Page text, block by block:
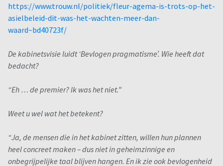
https://www.trouw.nl/politiek/fleur-agema-is-trots-op-het-
asielbeleid-dit-was-het-wachten-meer-dan-
waard~bd40723f/
De kabinetsvisie luidt ‘Bevlogen pragmatisme’. Wie heeft dat
bedacht?
“Eh … de premier? Ik was het niet.”
Weet u wel wat het betekent?
“Ja, de mensen die in het kabinet zitten, willen hun plannen
heel concreet maken – dus niet in geheimzinnige en
onbegrijpelijke taal blijven hangen. En ik zie ook bevlogenheid